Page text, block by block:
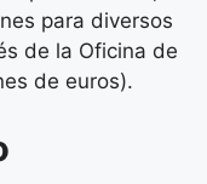
para diversos
de la Oficina de
de euros).